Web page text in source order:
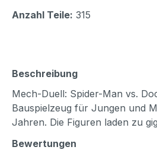
Anzahl Teile: 315
Beschreibung
Mech-Duell: Spider-Man vs.
Bauspielzeug für Jungen und
Jahren. Die Figuren laden zu
Bewertungen